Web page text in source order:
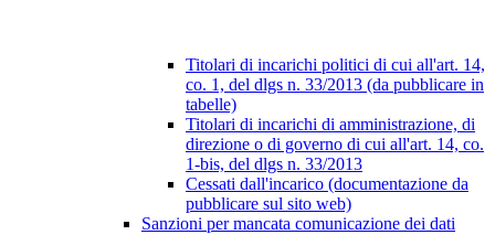
Titolari di incarichi politici di cui all'art. 14,
co. 1, del dlgs n. 33/2013 (da pubblicare in
tabelle)
Titolari di incarichi di amministrazione, di
direzione o di governo di cui all'art. 14, co.
1-bis, del dlgs n. 33/2013
Cessati dall'incarico (documentazione da
pubblicare sul sito web)
Sanzioni per mancata comunicazione dei dati